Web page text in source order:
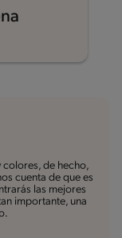
colores, de hecho,
cuenta de que es
las mejores
importante, una